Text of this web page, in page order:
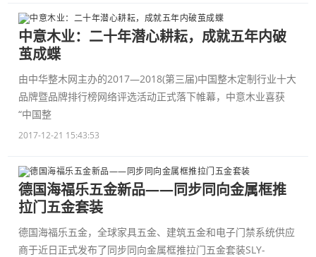
中意木业：二十年潜心耕耘，成就五年内破
茧成蝶
由中华整木网主办的2017—2018(第三届)中国整木定制行业十大
品牌暨品牌排行榜网络评选活动正式落下帷幕，中意木业喜获
“中国整
2017-12-21 15:43:53
德国海福乐五金新品——同步同向金属框推
拉门五金套装
德国海福乐五金，全球家具五金、建筑五金和电子门禁系统供应
商于近日正式发布了同步同向金属框推拉门五金套装SLY-